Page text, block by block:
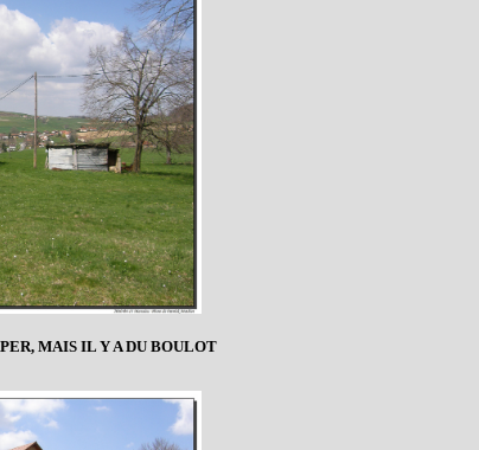
MAIS IL Y A DU BOULOT